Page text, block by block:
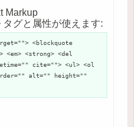
Markup
グと属性が使えます:
<blockquote
<strong> <del
cite=""> <ul> <ol
alt="" height=""